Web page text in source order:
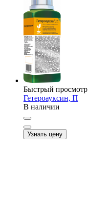
Быстрый просмотр
Гетероауксин, П
В наличии
Узнать цену